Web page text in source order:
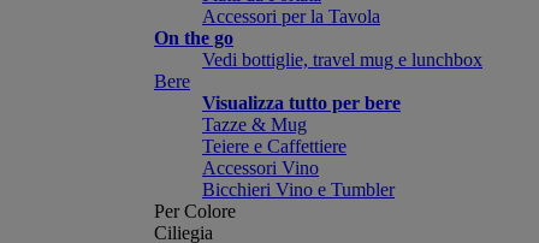
Accessori per la Tavola
On the go
Vedi bottiglie, travel mug e lunchbox
Bere
Visualizza tutto per bere
Tazze & Mug
Teiere e Caffettiere
Accessori Vino
Bicchieri Vino e Tumbler
Per Colore
Ciliegia